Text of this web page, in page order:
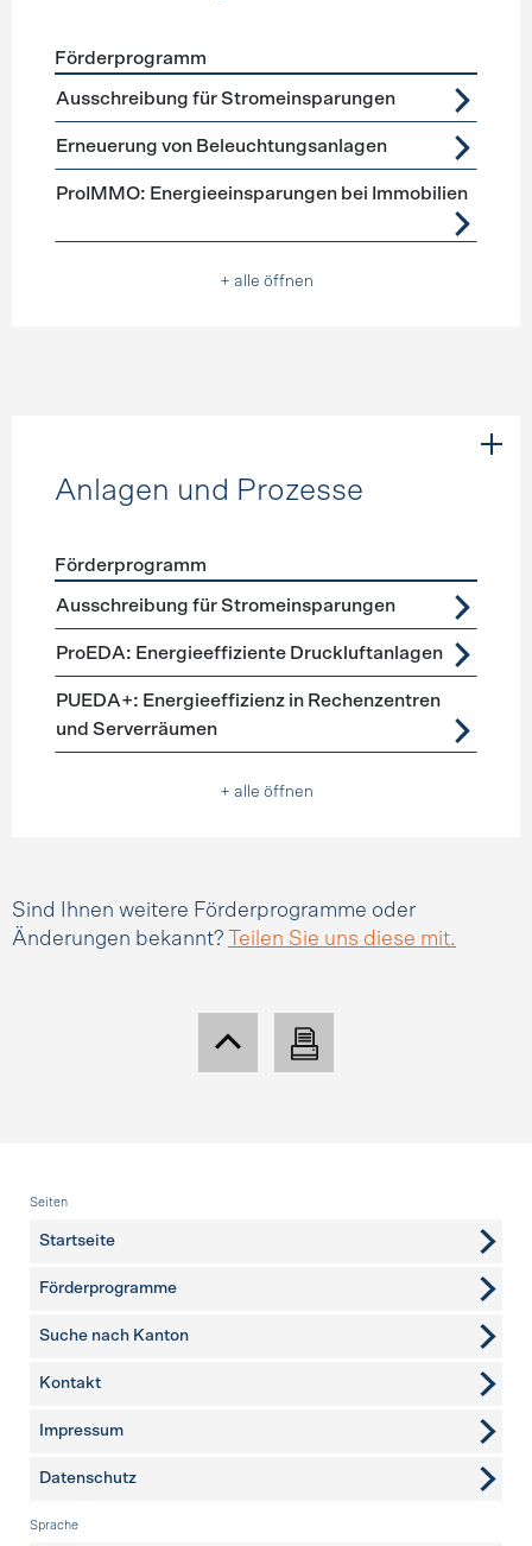
Förderprogramme Beleuchtung
Förderprogramm
Ausschreibung für Stromeinsparungen
Erneuerung von Beleuchtungsanlagen
ProIMMO: Energieeinsparungen bei Immobilien
+ alle öffnen
Anlagen und Prozesse
Förderprogramme Anlagen und Prozesse
Förderprogramm
Ausschreibung für Stromeinsparungen
ProEDA: Energieeffiziente Druckluftanlagen
PUEDA+: Energieeffizienz in Rechenzentren
und Serverräumen
+ alle öffnen
Sind Ihnen weitere Förderprogramme oder
Änderungen bekannt?
Teilen Sie uns diese mit.
Fusszeile
Seiten
Startseite
Förderprogramme
Suche nach Kanton
weitere Seiten
Kontakt
Impressum
Datenschutz
Sprache